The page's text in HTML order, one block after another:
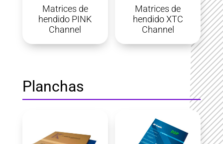
Matrices de
hendido PINK
Channel
Matrices de
hendido XTC
Channel
Planchas